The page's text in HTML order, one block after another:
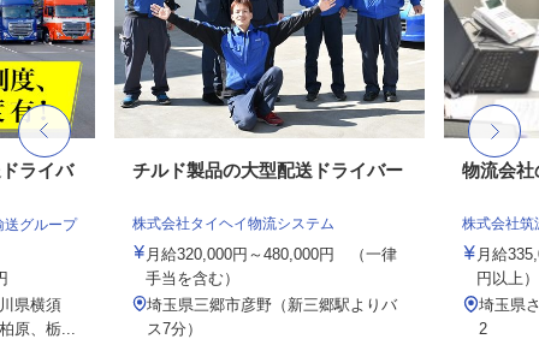
ライバ
送グループ
県横須
原、栃...
チルド製品の大型配送ドライバー
株式会社タイヘイ物流システム
月給320,000円～480,000円 （一律
手当を含む）
埼玉県三郷市彦野（新三郷駅よりバ
ス7分）
物流会社
株式会社
月給
円以上）
埼玉県
2